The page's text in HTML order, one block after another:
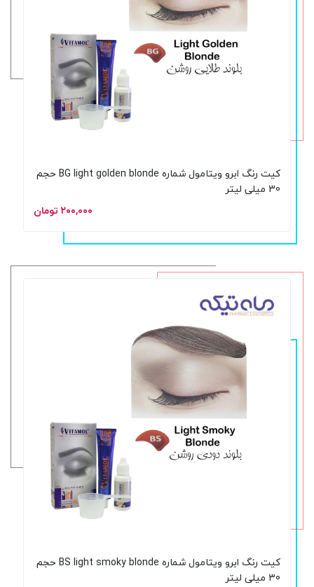
کیت رنگ ابرو ویتامول شماره BG light golden blonde حجم
30 میلی لیتر
۲۰۰,۰۰۰ تومان
کیت رنگ ابرو ویتامول شماره BS light smoky blonde حجم
30 میلی لیتر